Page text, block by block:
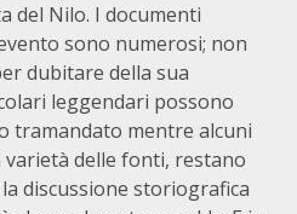
del Nilo. I documenti
sono numerosi; non
dubitare della sua
leggendari possono
tramandato mentre alcuni
delle fonti, restano
discussione storiografica